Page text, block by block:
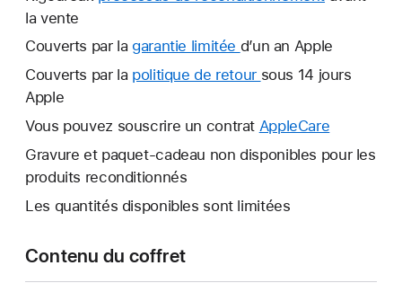
la vente
Couverts par la garantie limitée Une
nouvelle
d’un an Apple
Couverts par la politique de retour Une
fenêtre
sous 14 jours
Apple
Vous pouvez souscrire un contrat AppleCare
nouvelle
Gravure et paquet-cadeau non disponibles pour les
produits reconditionnés
Les quantités disponibles sont limitées
Contenu du coffret